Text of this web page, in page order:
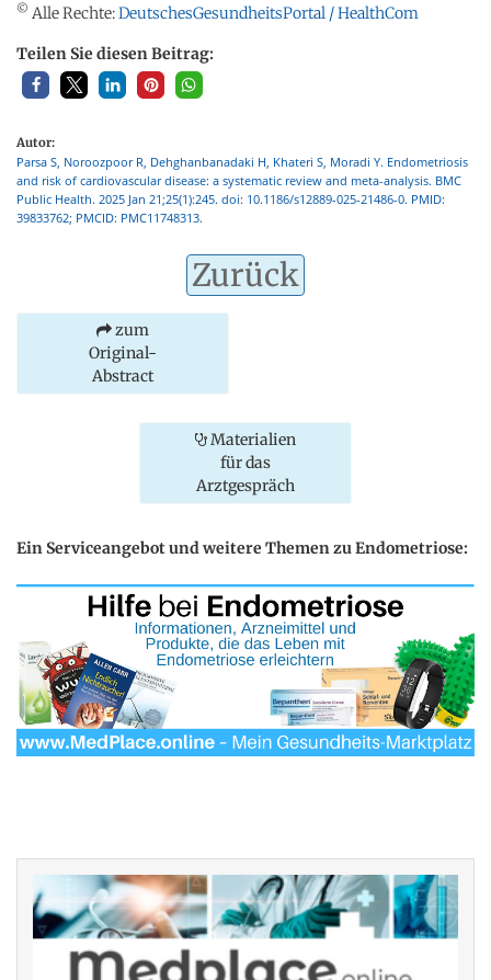
© Alle Rechte:DeutschesGesundheitsPortal / HealthCom
Teilen Sie diesen Beitrag:
Autor:
Parsa S, Noroozpoor R, Dehghanbanadaki H, Khateri S, Moradi Y. Endometriosis
and risk of cardiovascular disease: a systematic review and meta-analysis. BMC
Public Health. 2025 Jan 21;25(1):245. doi: 10.1186/s12889-025-21486-0. PMID:
39833762; PMCID: PMC11748313.
Zurück
zum
Original-
Abstract
Materialien
für das
Arztgespräch
Ein Serviceangebot und weitere Themen zu Endometriose: